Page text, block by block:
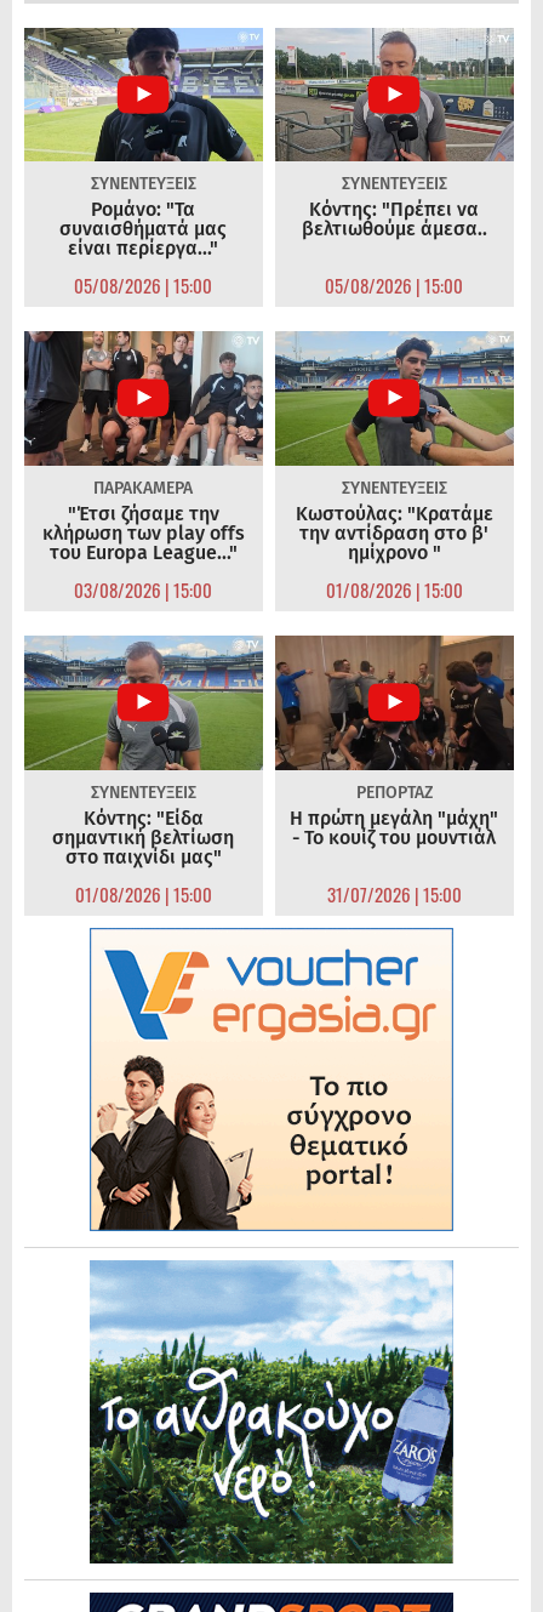
ΣΥΝΕΝΤΕΥΞΕΙΣ
Ρομάνο: "Τα
συναισθήματά μας
είναι περίεργα..."
05/08/2026 | 15:00
ΣΥΝΕΝΤΕΥΞΕΙΣ
Κόντης: "Πρέπει να
βελτιωθούμε άμεσα..
05/08/2026 | 15:00
ΠΑΡΑΚΑΜΕΡΑ
"Έτσι ζήσαμε την
κλήρωση των play offs
του Europa League..."
03/08/2026 | 15:00
ΣΥΝΕΝΤΕΥΞΕΙΣ
Κωστούλας: "Κρατάμε
την αντίδραση στο β'
ημίχρονο "
01/08/2026 | 15:00
ΣΥΝΕΝΤΕΥΞΕΙΣ
Κόντης: "Είδα
σημαντική βελτίωση
στο παιχνίδι μας"
01/08/2026 | 15:00
ΡΕΠΟΡΤΑΖ
Η πρώτη μεγάλη "μάχη"
- Το κουίζ του μουντιάλ
31/07/2026 | 15:00